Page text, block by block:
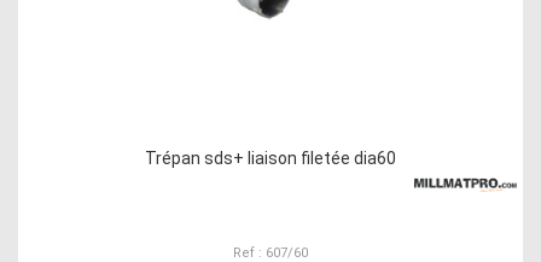
Trépan sds+ liaison filetée dia60
Ref : 607/60